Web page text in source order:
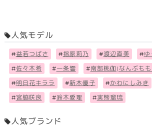
人気モデル
#益若つばさ #指原莉乃 #渡辺直美 #ゆ
#佐々木希 #一条響 #南部桃伽(なんぶも
#明日花キララ #新木優子 #かわにしみき
#宮脇咲良 #鈴木愛理 #実熊瑠琉
人気ブランド